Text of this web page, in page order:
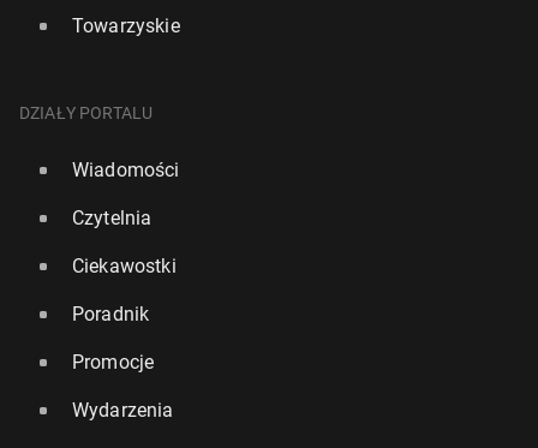
Towarzyskie
DZIAŁY PORTALU
Wiadomości
Czytelnia
Ciekawostki
Poradnik
Promocje
Wydarzenia